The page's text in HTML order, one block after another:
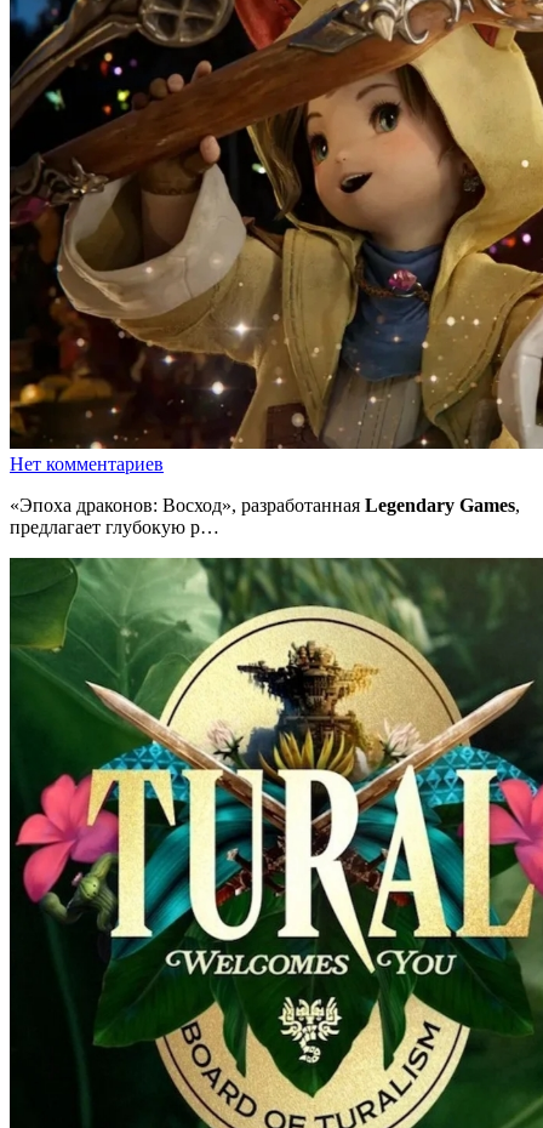
Нет комментариев
«Эпоха драконов: Восход», разработанная Legendary Games,
предлагает глубокую р…